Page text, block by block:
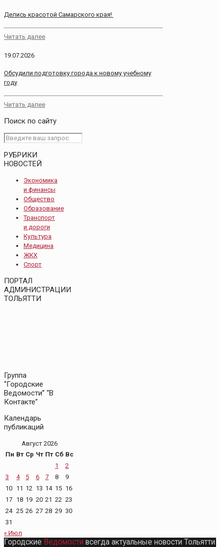
Делись красотой Самарского края!
Читать далее
19.07.2026
Обсудили подготовку города к новому учебному
году
Читать далее
Поиск по сайту
РУБРИКИ
НОВОСТЕЙ
Экономика
и финансы
Общество
Образование
Транспорт
и дороги
Культура
Медицина
ЖКХ
Спорт
ПОРТАЛ
АДМИНИСТРАЦИИ
ТОЛЬЯТТИ
Группа
“Городские
Ведомости” “В
Контакте”
Календарь
публикаций
Август 2026
Пн Вт Ср Чт Пт Сб Вс
1
2
3
4 5 6 7 8
9
10 11 12 13 14 15 16
17 18 19 20 21 22 23
24 25 26 27 28 29 30
31
« Июл
Городские Ведомости всегда актуальные новости Тольятти